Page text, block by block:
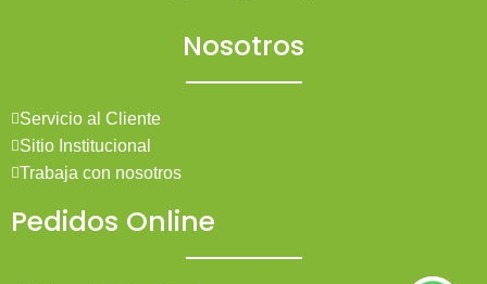
Nosotros
Servicio al Cliente
Sitio Institucional
Trabaja con nosotros
Pedidos Online